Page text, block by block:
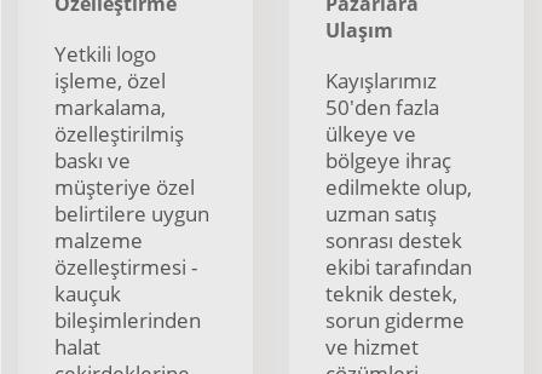
Yetkili logo
işleme, özel
markalama,
özelleştirilmiş
baskı ve
müşteriye özel
belirtilere uygun
malzeme
özelleştirmesi -
kauçuk
bileşimlerinden
halat
Ulaşım
Kayışlarımız
50'den fazla
ülkeye ve
bölgeye ihraç
edilmekte olup,
uzman satış
sonrası destek
ekibi tarafından
teknik destek,
sorun giderme
ve hizmet